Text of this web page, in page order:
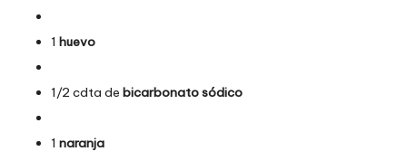
1 huevo
1/2 cdta de bicarbonato sódico
1 naranja